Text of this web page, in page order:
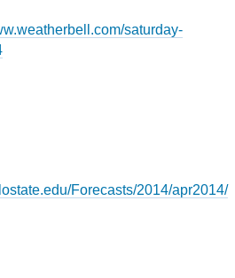
saturday-
Forecasts/2014/apr2014/